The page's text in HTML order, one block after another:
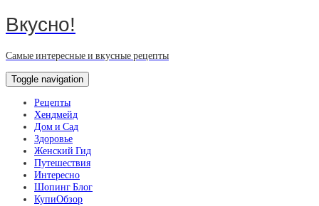
Вкусно!
Самые интересные и вкусные рецепты
Toggle navigation
Рецепты
Хендмейд
Дом и Сад
Здоровье
Женский Гид
Путешествия
Интересно
Шопинг Блог
КупиОбзор